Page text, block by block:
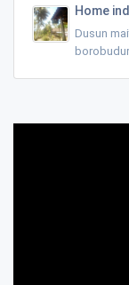
Home
Dusun